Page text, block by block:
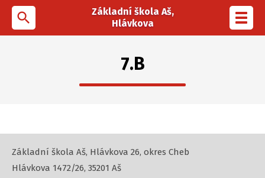
search
Základní škola Aš,
Hlávkova
7.B
Základní škola Aš, Hlávkova 26, okres Cheb
Hlávkova 1472/26, 35201 Aš